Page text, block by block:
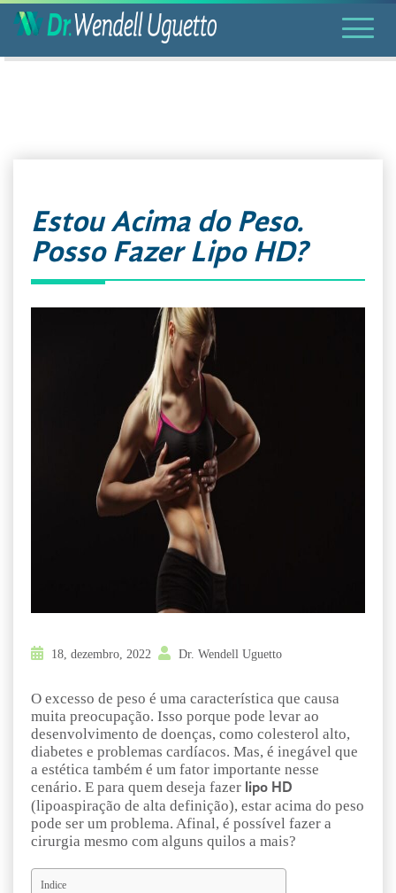
Estou Acima do Peso.
Posso Fazer Lipo HD?
18, dezembro, 2022 Dr. Wendell Uguetto
O excesso de peso é uma característica que causa
muita preocupação. Isso porque pode levar ao
desenvolvimento de doenças, como colesterol alto,
diabetes e problemas cardíacos. Mas, é inegável que
a estética também é um fator importante nesse
cenário. E para quem deseja fazer lipo HD
(lipoaspiração de alta definição), estar acima do peso
pode ser um problema. Afinal, é possível fazer a
cirurgia mesmo com alguns quilos a mais?
Indice